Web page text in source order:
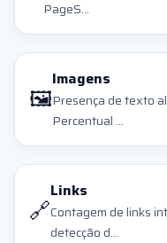
PageS...
🖼️
Imagens
Presença de texto
Percentual ...
🔗
Links
Contagem de links
detecção d...